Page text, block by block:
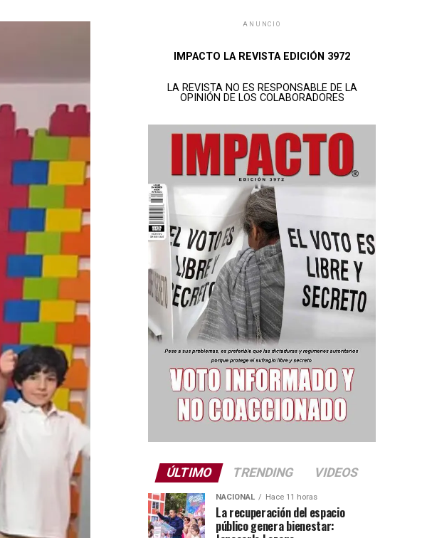
ANUNCIO
IMPACTO LA REVISTA EDICIÓN 3972
LA REVISTA NO ES RESPONSABLE DE LA
OPINIÓN DE LOS COLABORADORES
ÚLTIMO TRENDING VIDEOS
NACIONAL Hace 11 horas
La recuperación del espacio
público genera bienestar: